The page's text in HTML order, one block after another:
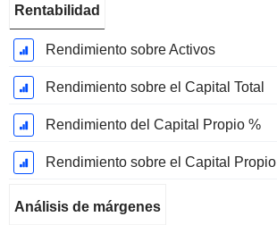
fiscal:
Noviembre
Rentabilidad
Rendimiento sobre Activos
Rendimiento sobre el Capital Total
Rendimiento del Capital Propio %
Rendimiento sobre el Capital Propio
Análisis de márgenes